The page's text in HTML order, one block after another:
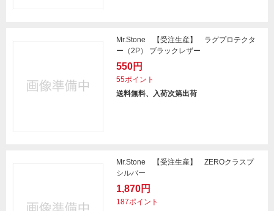
Mr.Stone 【受注生産】 ラグプロテクタ
ー（2P） ブラックレザー
550円
55ポイント
送料無料、入荷次第出荷
Mr.Stone 【受注生産】 ZEROクラスプ
シルバー
1,870円
187ポイント